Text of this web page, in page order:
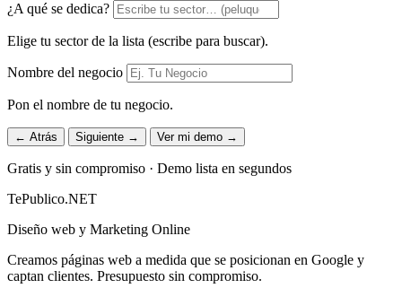
¿A qué se dedica?
Elige tu sector de la lista (escribe para buscar).
Nombre del negocio
Pon el nombre de tu negocio.
← Atrás Siguiente → Ver mi demo →
Gratis y sin compromiso · Demo lista en segundos
TePublico.NET
Diseño web y Marketing Online
Creamos páginas web a medida que se posicionan en Google y
captan clientes. Presupuesto sin compromiso.